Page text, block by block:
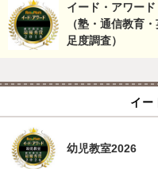
イード・アワード
（塾・通信教育
足度調査）
イー
幼児教室2026